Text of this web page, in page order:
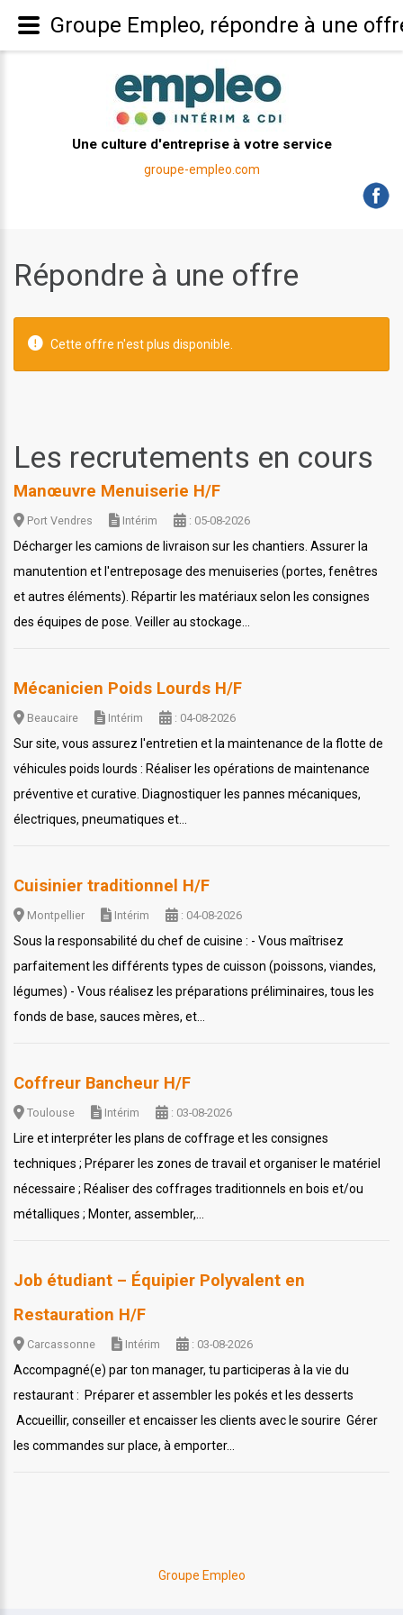
Une culture d'entreprise à votre service
groupe-empleo.com
Répondre à une offre
Cette offre n'est plus disponible.
Les recrutements en cours
Manœuvre Menuiserie H/F
Port Vendres Intérim : 05-08-2026
Décharger les camions de livraison sur les chantiers. Assurer la
manutention et l'entreposage des menuiseries (portes, fenêtres
et autres éléments). Répartir les matériaux selon les consignes
des équipes de pose. Veiller au stockage...
Mécanicien Poids Lourds H/F
Beaucaire Intérim : 04-08-2026
Sur site, vous assurez l'entretien et la maintenance de la flotte de
véhicules poids lourds : Réaliser les opérations de maintenance
préventive et curative. Diagnostiquer les pannes mécaniques,
électriques, pneumatiques et...
Cuisinier traditionnel H/F
Montpellier Intérim : 04-08-2026
Sous la responsabilité du chef de cuisine : - Vous maîtrisez
parfaitement les différents types de cuisson (poissons, viandes,
légumes) - Vous réalisez les préparations préliminaires, tous les
fonds de base, sauces mères, et...
Coffreur Bancheur H/F
Toulouse Intérim : 03-08-2026
Lire et interpréter les plans de coffrage et les consignes
techniques ; Préparer les zones de travail et organiser le matériel
nécessaire ; Réaliser des coffrages traditionnels en bois et/ou
métalliques ; Monter, assembler,...
Job étudiant – Équipier Polyvalent en
Restauration H/F
Carcassonne Intérim : 03-08-2026
Accompagné(e) par ton manager, tu participeras à la vie du
restaurant : Préparer et assembler les pokés et les desserts
Accueillir, conseiller et encaisser les clients avec le sourire Gérer
les commandes sur place, à emporter...
Groupe Empleo
Groupe Empleo, répondre à une